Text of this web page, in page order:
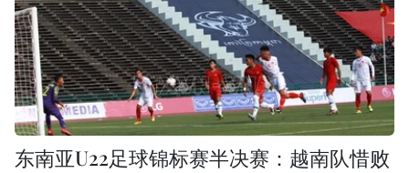
东南亚U22足球锦标赛半决赛：越南队惜败